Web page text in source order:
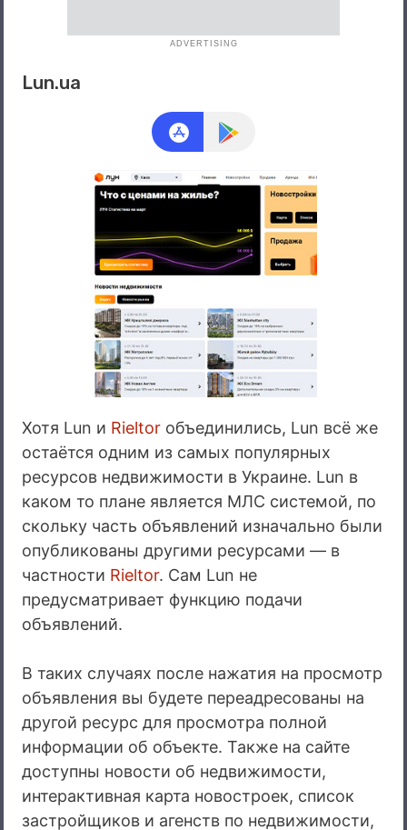
ADVERTISING
Lun.ua
Хотя Lun и Rieltor объединились, Lun всё же
остаётся одним из самых популярных
ресурсов недвижимости в Украине. Lun в
каком то плане является МЛС системой, по
скольку часть объявлений изначально были
опубликованы другими ресурсами — в
частности Rieltor. Сам Lun не
предусматривает функцию подачи
объявлений.
В таких случаях после нажатия на просмотр
объявления вы будете переадресованы на
другой ресурс для просмотра полной
информации об объекте. Также на сайте
доступны новости об недвижимости,
интерактивная карта новостроек, список
застройщиков и агенств по недвижимости,